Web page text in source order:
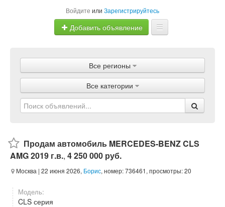
Войдите или Зарегистрируйтесь
Добавить объявление
Объявления
Магазины
Услуги
Все регионы
Все категории
Продам автомобиль MERCEDES-BENZ CLS
AMG 2019 г.в., 4 250 000 руб.
Москва | 22 июня 2026, Борис, номер: 736461, просмотры: 20
Модель:
CLS серия